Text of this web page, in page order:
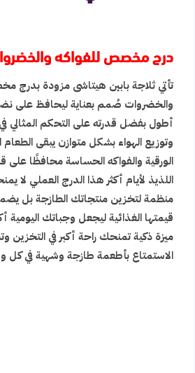
درج مخصص للفواكه
تأتي ثلاجة بابين هيتاشى مزودة بدرج
والخضروات صُمم بعناية ليحافظ على
أطول بفضل قدرته على التحكم المثالي
وتوزيع الهواء بشكل متوازن يبقى
الورقية والفواكه الحساسة محافظًا على
اللذيذ لأيام أكثر هذا الدرج العملي
منظمة لتخزين منتجاتك الطازجة بل
قيمتها الغذائية ليجعل وجباتك
ميزة ذكية تمنحك راحة أكبر في التخزين
الاستمتاع بأطعمة طازجة وشهية في كل